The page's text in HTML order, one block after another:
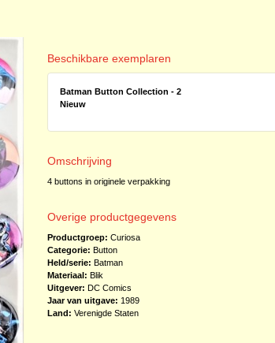
Beschikbare exemplaren
Batman Button Collection - 2
Nieuw
Omschrijving
4 buttons in originele verpakking
Overige productgegevens
Productgroep: Curiosa
Categorie: Button
Held/serie: Batman
Materiaal: Blik
Uitgever: DC Comics
Jaar van uitgave: 1989
Land: Verenigde Staten